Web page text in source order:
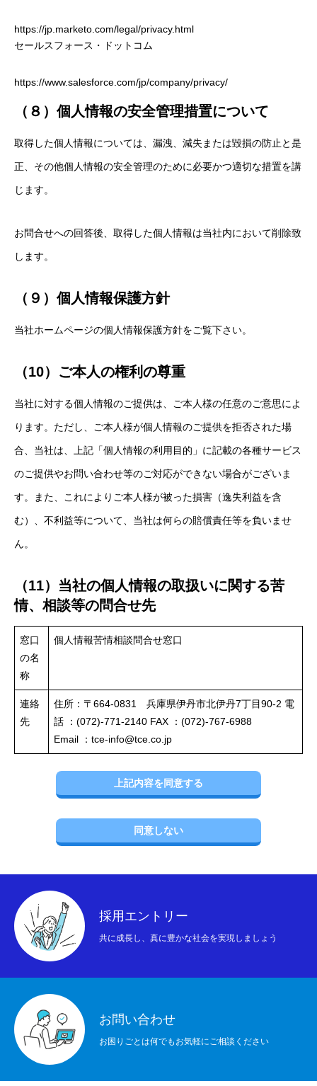
COMPANY
BUSINESS
RECRUIT
個人情報保護方針
https://jp.marketo.com/legal/privacy.html
セールスフォース・ドットコム
https://www.salesforce.com/jp/company/privacy/
（８）個人情報の安全管理措置について
取得した個人情報については、漏洩、減失または毀損の防止と是
正、その他個人情報の安全管理のために必要かつ適切な措置を講
じます。
お問合せへの回答後、取得した個人情報は当社内において削除致
します。
（９）個人情報保護方針
当社ホームページの個人情報保護方針をご覧下さい。
（10）ご本人の権利の尊重
当社に対する個人情報のご提供は、ご本人様の任意のご意思によ
ります。ただし、ご本人様が個人情報のご提供を拒否された場
合、当社は、上記「個人情報の利用目的」に記載の各種サービス
のご提供やお問い合わせ等のご対応ができない場合がございま
す。また、これによりご本人様が被った損害（逸失利益を含
む）、不利益等について、当社は何らの賠償責任等を負いませ
ん。
（11）当社の個人情報の取扱いに関する苦
情、相談等の問合せ先
窓口
の名
称
個人情報苦情相談問合せ窓口
連絡
先
住所：〒664-0831 兵庫県伊丹市北伊丹7丁目90-2 電
話 ：(072)-771-2140 FAX ：(072)-767-6988
Email ： tce-info@tce.co.jp
上記内容を同意する
同意しない
採用エントリー
共に成長し、真に豊かな社会を実現しましょう
お問い合わせ
お困りごとは何でもお気軽にご相談ください